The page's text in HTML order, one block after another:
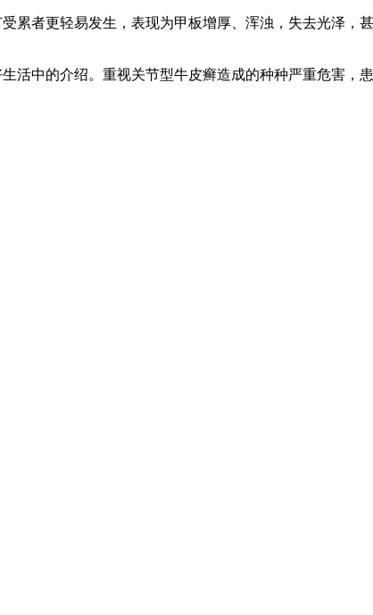
者更轻易发生，表现为甲板增厚、浑浊，失去光泽，
活中的介绍。重视关节型牛皮癣造成的种种严重危害，